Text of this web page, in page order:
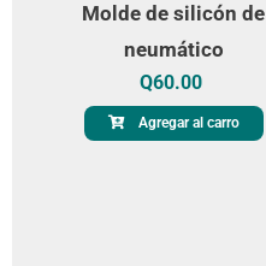
Molde de silicón de
neumático
Q60.00
Agregar al carro